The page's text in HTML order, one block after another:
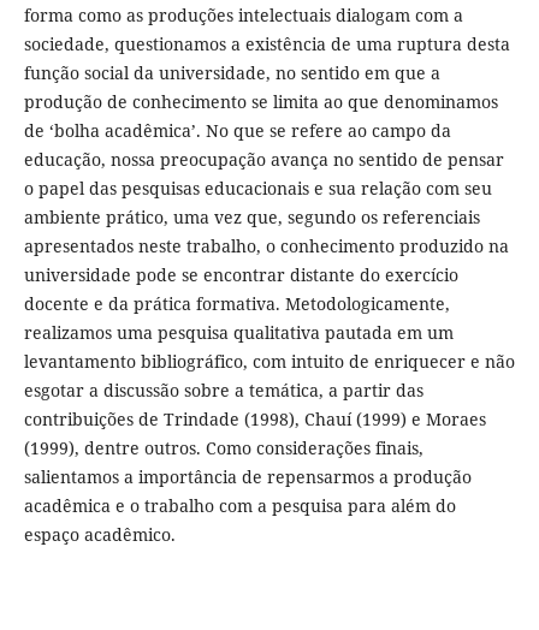
forma como as produções intelectuais dialogam com a
sociedade, questionamos a existência de uma ruptura desta
função social da universidade, no sentido em que a
produção de conhecimento se limita ao que denominamos
de ‘bolha acadêmica’. No que se refere ao campo da
educação, nossa preocupação avança no sentido de pensar
o papel das pesquisas educacionais e sua relação com seu
ambiente prático, uma vez que, segundo os referenciais
apresentados neste trabalho, o conhecimento produzido na
universidade pode se encontrar distante do exercício
docente e da prática formativa. Metodologicamente,
realizamos uma pesquisa qualitativa pautada em um
levantamento bibliográfico, com intuito de enriquecer e não
esgotar a discussão sobre a temática, a partir das
contribuições de Trindade (1998), Chauí (1999) e Moraes
(1999), dentre outros. Como considerações finais,
salientamos a importância de repensarmos a produção
acadêmica e o trabalho com a pesquisa para além do
espaço acadêmico.